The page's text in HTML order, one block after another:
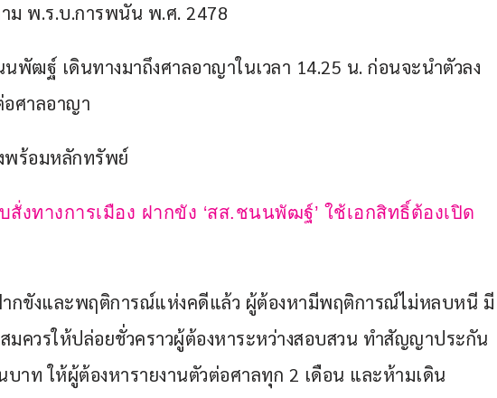
ม พ.ร.บ.การพนัน พ.ศ. 2478
พัฒฐ์ เดินทางมาถึงศาลอาญาในเวลา 14.25 น. ก่อนจะนำตัวลง
อศาลอาญา
พร้อมหลักทรัพย์
สั่งทางการเมือง ฝากขัง ‘สส.ชนนพัฒฐ์’ ใช้เอกสิทธิ์ต้องเปิด
ากขังและพฤติการณ์แห่งคดีแล้ว ผู้ต้องหามีพฤติการณ์ไม่หลบหนี มี
มควรให้ปล่อยชั่วคราวผู้ต้องหาระหว่างสอบสวน ทำสัญญาประกัน
าท ให้ผู้ต้องหารายงานตัวต่อศาลทุก 2 เดือน และห้ามเดิน